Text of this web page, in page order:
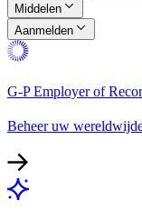
Middelen​​
Aanmelden​​
G-P Employer of
Beheer uw